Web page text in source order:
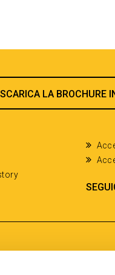
SCARICA LA BROCHURE